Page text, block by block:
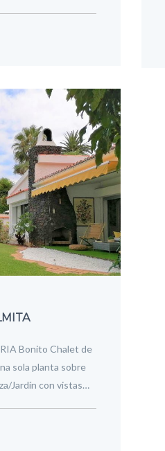
Bonito Chalet de
sola planta sobre
Jardín con vistas…